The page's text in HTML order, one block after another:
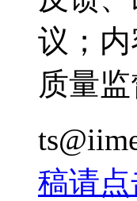
议；
质量监
稿请